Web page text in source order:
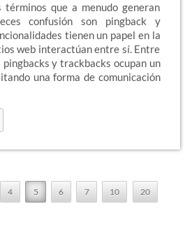
términos que a menudo generan
confusión son pingback y
tienen un papel en la
web interactúan entre sí. Entre
y trackbacks ocupan un
una forma de comunicación
4 5 6 7 10 20